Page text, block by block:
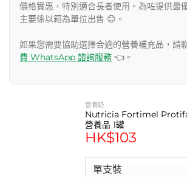
價格實惠，特別適合長者使用。為咗提供最
主要係以箱為單位出售 😊。
如果您需要協助選擇合適的營養補充品，請
費 WhatsApp 諮詢服務 👈。
營養奶
Nutricia Fortimel
營養品 1罐
HK$103